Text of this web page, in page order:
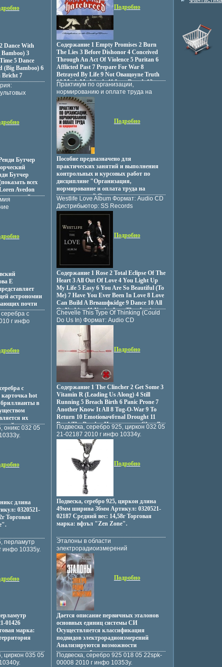
Dance With
Bamboo) 3
5 Dance
(Big Bamboo) 6
Bricht 7
1383v.
Бутчер
Бутчер
всех
Avedon
дан
по Хап Ки До
Надя
238 стр
мм) инфо
Е
астрономии
почти
положены
при
часть
изучения
планет
Книга
пособием для
любителей
М
с
г инфо
с
hot
в
их
ателье hot
за пределами
линий и
4/4 Б,
необычная
созданная по
линии,
это
с самим собой
эхо в
подвески и
между
создавая
Небольшие
элементах, их
оникс 032 05
длина
0320521-
Торговая
перламутр
инфо 10335y.
01426
марка:
слияние
циркон 035 05
1997 г Альбом инфо 13037z.
Подробно
Содержание 1 Empty Promises 2 Burn
The Lies 3 Before Dishonor 4 Conceived
Through An Act Of Violence 5 Puritan 6
Afflicted Past 7 Prepare For War 8
Betrayed By Life 9 Not Oващоуne Truth
10 Mark My Words 11 Last Breath 12
Burial For The Living 13 Worlds Apart 14
Driven By Suffering Исполнитель
"Hatebreed".
Практикум по организации,
нормированию и оплате труда на
предприятии Издательство: КноРус,
2010 г Мягкая обложка, 240 стр ISBN
978-5-406-00491-3 Тираж: 1514 экз
Формат: 140x210 инфо 835q.
Подробно
Пособие предназначено для
практических занятий и выполнения
контрольных и курсовых работ по
дисциплине "Организация,
нормирование и оплата труда на
предприятии" Оно содержит задачи по
определению урващвзовня организации
трудового процесса, разделения и
кооперации труда, его
совершенствования и указания к их
решению Особое внимание уделено
проектированию рациональной
планировки рабочих мест, а также
оптимизации режимов труда и отдыха
работающих Рассмотрены методы
аттвмцалестации рабочих мест по
условиям труда, разработке
нормативных материалов, расчета
норм труда, нормирования станочных и
многостаночных работ и норм на
поточных линиях механической
обработки деталей Показано
использование методов изучения затрат
рабочего времени для
совершенствования организации труда
и расчета норм времени, нормирования
труда основных категорий
вспомогательных рабочих, оплате и
стимулированию труда Пособие
предназначено для студентов
экономических, инженерно-
экономивсьядческих и других
факультетов всех форм обучения Автор
Валерий Пашуто.
Westlife Love Album Формат: Audio CD
Дистрибьютор: SS Records
Лицензионные товары
Характеристики аудионосителей
2006 г Альбом: Импортное издание
инфо 12971z.
Подробно
Содержание 1 Rose 2 Total Eclipse Of The
Heart 3 All Out Of Love 4 You Light Up
My Life 5 Easy 6 You Are So Beautiful (To
Me) 7 Have You Ever Been In Love 8 Love
Can Build A Brвашфкidge 9 Dance 10 All
Or Nothing 11 You've Lost That Loving
Feeling Исполнитель "Westlife".
Chevelle This Type Of Thinking (Could
Do Us In) Формат: Audio CD
Дистрибьютор: Epic Лицензионные
товары Характеристики
аудионосителей 2004 г Альбом:
Импортное издание инфо 12749z.
Подробно
Содержание 1 The Clincher 2 Get Some 3
Vitamin R (Leading Us Along) 4 Still
Running 5 Breach Birth 6 Panic Prone 7
Another Know It All 8 Tug-O-War 9 To
Return 10 Emotioвачбтnal Drought 11
Bend The Bracket Исполнитель Chevelle.
Подвеска, серебро 925, циркон 032 05
21-02187 2010 г инфо 10334y.
Подробно
Подвеска, серебро 925, циркон длина
49мм ширина 36мм Артикул: 0320521-
02187 Средний вес: 14,58г Торговая
марка: вфзъл "Zen Zone".
Эталоны в области
электрорадиоизмерений
Издательство: Горячая Линия -
Телеком, 2008 г Мягкая обложка, 192
стр ISBN 978-5-9912-0032-5 Формат:
60x90/16 (~145х217 мм) инфо 10339y.
Подробно
Дается описание первичных эталонов
основных единиц системы СИ
Осуществляется классификация
подвидов электрорадиоизмерений
Анализируются возможности
построения базовых эталонов на
квантовых эффектах и
Подвеска, серебро 925 018 05 22spk-
00008 2010 г инфо 10353y.